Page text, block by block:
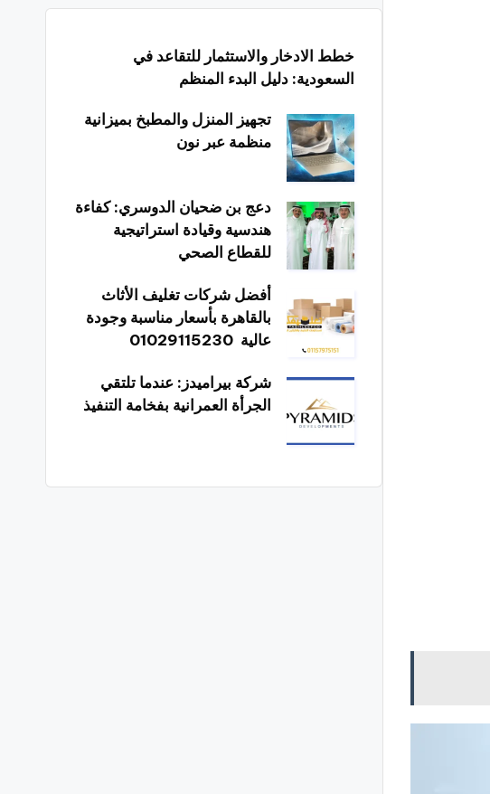
خطط الادخار والاستثمار للتقاعد في
السعودية: دليل البدء المنظم
تجهيز المنزل والمطبخ بميزانية
منظمة عبر نون
دعج بن ضحيان الدوسري: كفاءة
هندسية وقيادة استراتيجية
للقطاع الصحي
أفضل شركات تغليف الأثاث
بالقاهرة بأسعار مناسبة وجودة
عالية 01029115230
شركة بيراميدز: عندما تلتقي
الجرأة العمرانية بفخامة التنفيذ